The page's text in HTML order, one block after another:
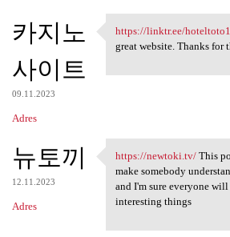
카지노
사이트
09.11.2023
Adres
https://linktr.ee
https://linktr.ee/
great website. Thanks for
뉴토끼
12.11.2023
Adres
https://newtoki.tv/
https://newtoki.tv/This
make somebody
and I'm sure everyone
interesting things